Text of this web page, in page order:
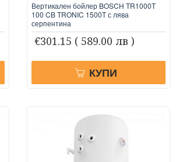
Вертикален бойлер BOSCH TR1000T
100 CB TRONIC 1500T с лява
серпентина
€301.15 ( 589.00 лв )
КУПИ